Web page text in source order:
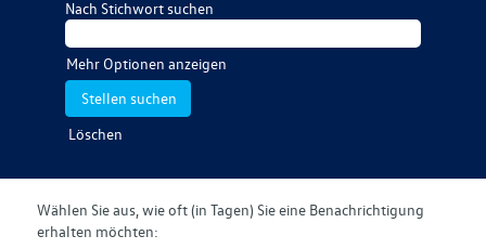
Nach Stichwort suchen
Mehr Optionen anzeigen
Löschen
Wählen Sie aus, wie oft (in Tagen) Sie eine Benachrichtigung
erhalten möchten: